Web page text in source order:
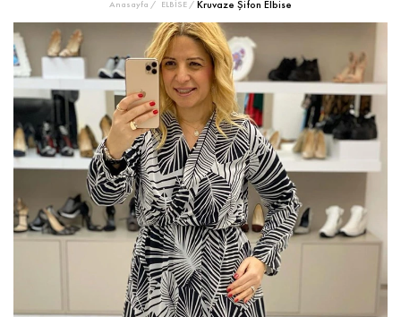
Anasayfa ELBİSE Kruvaze Şifon Elbise